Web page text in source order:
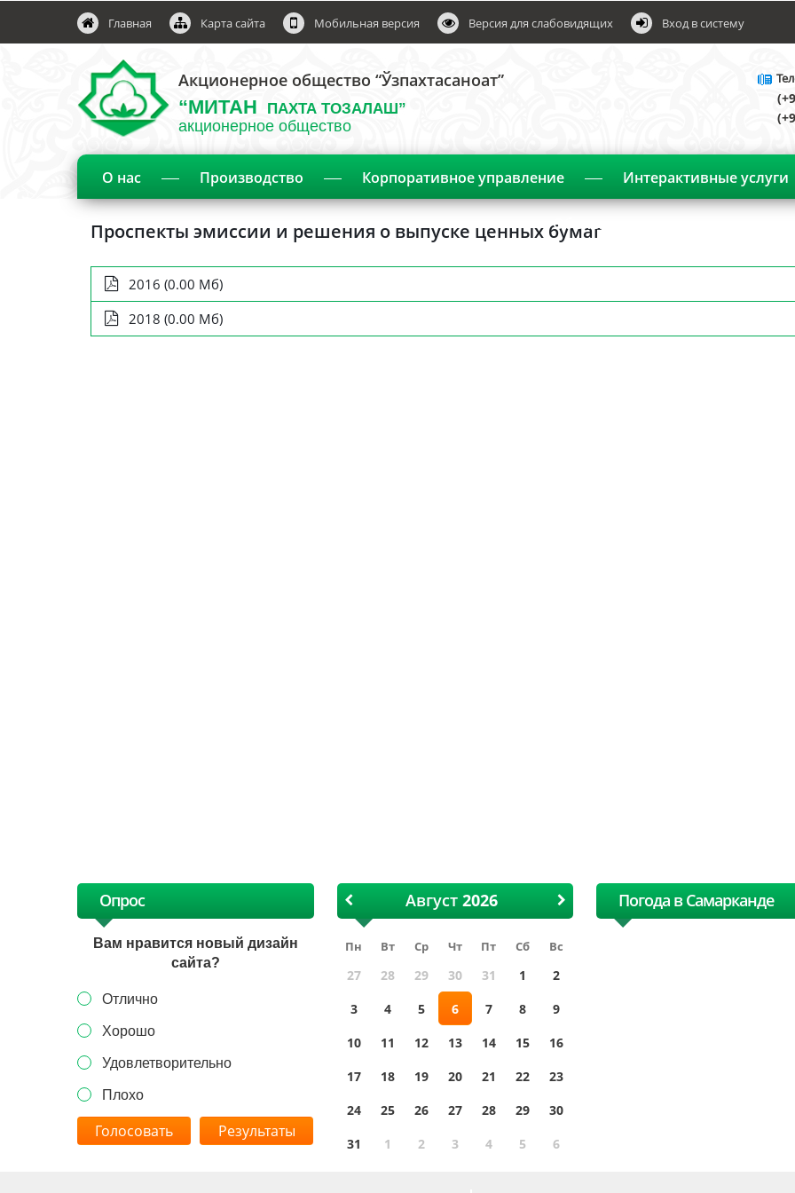
Главная Карта сайта Мобильная версия Версия для слабовидящих Вход в систему
Акционерное общество “Ўзпахтасаноат”
“МИТАН ПАХТА ТОЗАЛАШ”
акционерное общество
О нас Производство Корпоративное управление Интерактивные услуги
Объявления
Проспекты эмиссии и решения о выпуске ценных бумаг
2016 (0.00 Мб)
2018 (0.00 Мб)
Опрос
Вам нравится новый дизайн
сайта?
Отлично
Хорошо
Удовлетворительно
Плохо
Результаты
Август
Пн Вт Ср Чт Пт Сб Вс
27 28 29 30 31 1
2
3
4 5 6 7 8
9
10
11 12 13 14 15
16
17
18 19 20 21 22
23
24
25 26 27 28 29
30
31
1 2 3 4 5 6
Погода в Самарканде